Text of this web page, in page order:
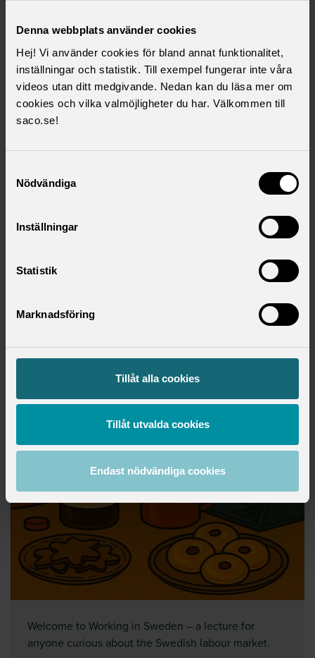
Denna webbplats använder cookies
Hej! Vi använder cookies för bland annat funktionalitet,
inställningar och statistik. Till exempel fungerar inte våra
videos utan ditt medgivande. Nedan kan du läsa mer om
cookies och vilka valmöjligheter du har. Välkommen till
saco.se!
Nödvändiga
Inställningar
Statistik
Marknadsföring
Tillåt alla cookies
Tillåt utvalda cookies
Endast nödvändiga cookies
understand the Swedish pension system" – a lecture
torsdag 27 november 2025
Lecture "Working in Sweden" 16th of
Welcome to Working in Sweden – a lecture for
anyone curious about the Swedish labour market.